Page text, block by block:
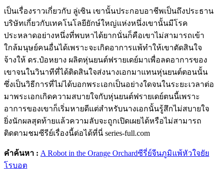
เป็นเรื่องราวเกี่ยวกับ ลู่เซิน เขานั้นประกอบอาชีพเป็นถึงประธาน
บริษัทเกี่ยวกับเทคโนโลยียักษ์ใหญ่แห่งหนึ่งเขานั้นมีโรค
ประหลาดอย่างหนึ่งที่พบหาได้ยากนั่นก็คือเขาไม่สามารถเข้า
ใกล้มนุษย์คนอื่นได้เพราะจะเกิดอาการแพ้ทำให้เขาตัดสินใจ
จ้างให้ ดร.ป๋อหยาง ผลิตหุ่นยนต์ฟรายเดย์มาเพื่อลดอาการของ
เขาจนในวินาทีที่ได้ติดสินใจส่งนางเอกมาแทนหุ่นยนต์ตอนนั้น
ซึ่งเป็นวิธีการที่ไม่ได้บอกพระเอกเป็นอย่างใดจนในระยะเวลาต่อ
มาพระเอกเกิดความสบายใจกับหุ่นยนต์ฟรายเดย์ตนนี้เพราะ
อาการของเขาก็เริ่มหายดีแต่สำหรับนางเอกนั้นรู้สึกไม่สบายใจ
ยิ่งนักผลสุดท้ายแล้วความลับจะถูกเปิดเผยได้หรือไม่สามารถ
ติดตามชมซีรีย์เรื่องนี้ต่อได้ที่นี่ series-full.com
คำค้นหา : A Robot in the Orange Orchardซีรี่ย์จีนภูมิแพ้หัวใจยัย
โรบอต